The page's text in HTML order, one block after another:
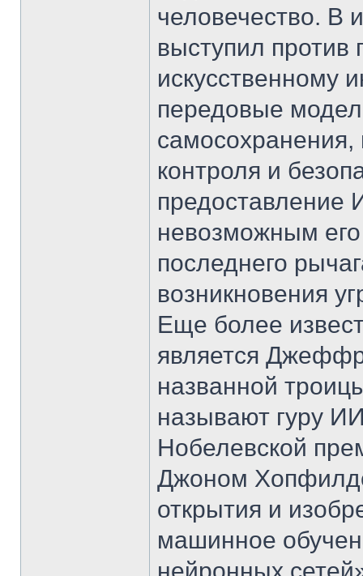
человечество. В
выступил против
искусственному
передовые
контроля и
предоставление
невозможным
последнего
возникновения
Еще более
является
названной
называют гуру
Нобелевской
Джоном
открытия и
машинное